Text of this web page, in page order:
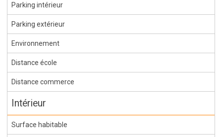
Parking intérieur
Parking extérieur
Environnement
Distance école
Distance commerce
Intérieur
Surface habitable